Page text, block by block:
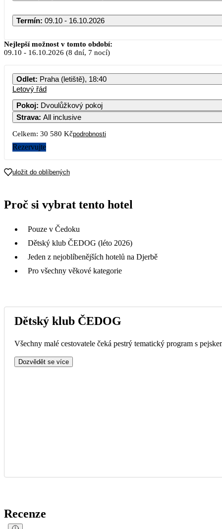
Termín: 09.10 - 16.10.2026
Nejlepší možnost v tomto období:
09.10 - 16.10.2026 (8 dní, 7 nocí)
Odlet: Praha (letiště), 18:40
Letový řád
Pokoj: Dvoulůžkový pokoj
Strava: All inclusive
Celkem: 30 580 Kčpodrobnosti
Rezervujte
uložit do oblíbených
Proč si vybrat tento hotel
Pouze v Čedoku
Dětský klub ČEDOG (léto 2026)
Jeden z nejoblíbenějších hotelů na Djerbě
Pro všechny věkové kategorie
Dětský klub ČEDOG
Všechny malé cestovatele čeká pestrý tematický program s
Dozvědět se více
Recenze